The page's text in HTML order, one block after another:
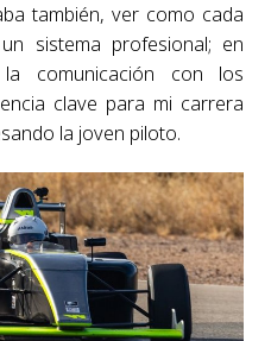
también, ver como cada
sistema profesional; en
comunicación con los
clave para mi carrera
la joven piloto.